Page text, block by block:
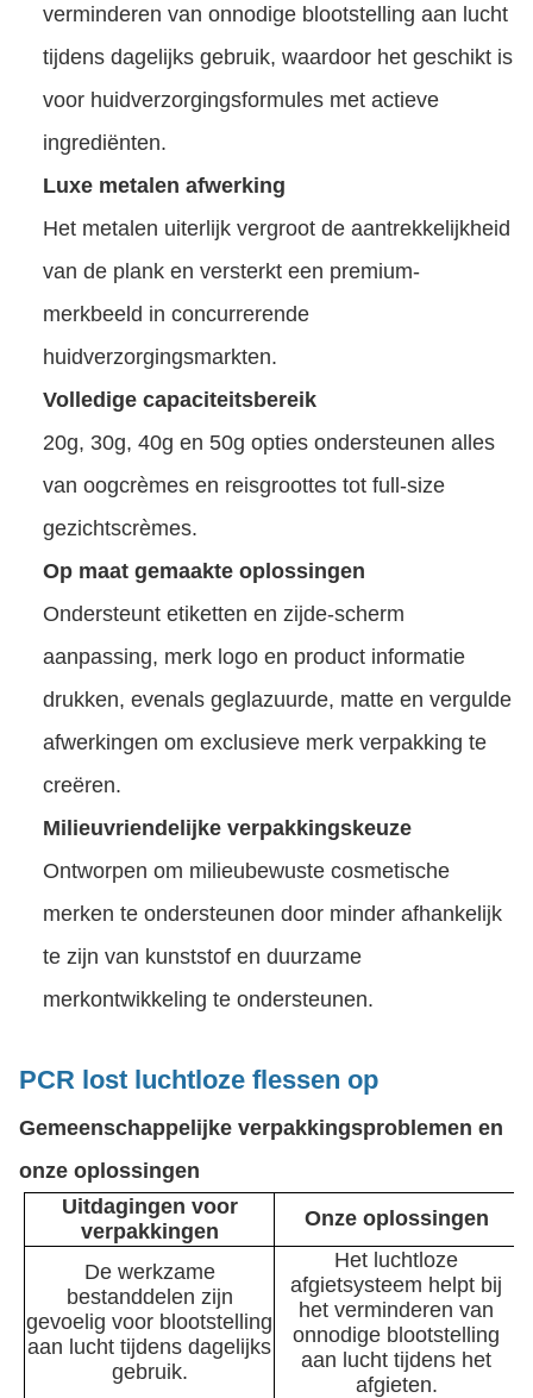
verminderen van onnodige blootstelling aan lucht
tijdens dagelijks gebruik, waardoor het geschikt is
voor huidverzorgingsformules met actieve
ingrediënten.
Luxe metalen afwerking
Het metalen uiterlijk vergroot de aantrekkelijkheid
van de plank en versterkt een premium-
merkbeeld in concurrerende
huidverzorgingsmarkten.
Volledige capaciteitsbereik
20g, 30g, 40g en 50g opties ondersteunen alles
van oogcrèmes en reisgroottes tot full-size
gezichtscrèmes.
Op maat gemaakte oplossingen
Ondersteunt etiketten en zijde-scherm
aanpassing, merk logo en product informatie
drukken, evenals geglazuurde, matte en vergulde
afwerkingen om exclusieve merk verpakking te
creëren.
Milieuvriendelijke verpakkingskeuze
Ontworpen om milieubewuste cosmetische
merken te ondersteunen door minder afhankelijk
te zijn van kunststof en duurzame
merkontwikkeling te ondersteunen.
PCR lost luchtloze flessen op
Gemeenschappelijke verpakkingsproblemen en
onze oplossingen
Uitdagingen voor
verpakkingen
Onze oplossingen
De werkzame
bestanddelen zijn
gevoelig voor blootstelling
aan lucht tijdens dagelijks
gebruik.
Het luchtloze
afgietsysteem helpt bij
het verminderen van
onnodige blootstelling
aan lucht tijdens het
afgieten.